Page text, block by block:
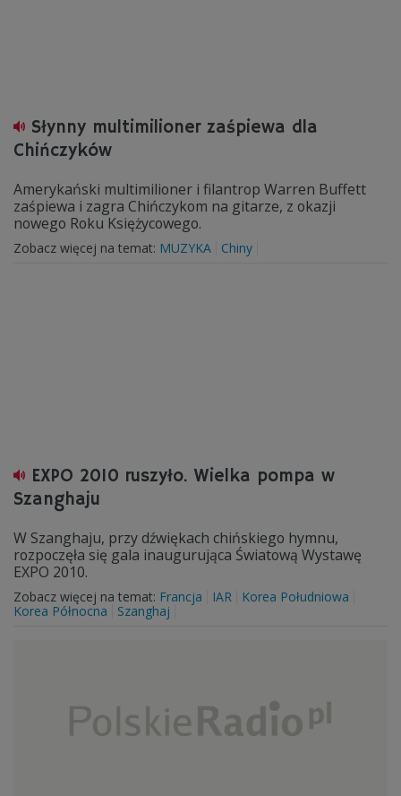
Słynny multimilioner zaśpiewa dla
Chińczyków
Amerykański multimilioner i filantrop Warren Buffett
zaśpiewa i zagra Chińczykom na gitarze, z okazji
nowego Roku Księżycowego.
Zobacz więcej na temat: MUZYKA Chiny
EXPO 2010 ruszyło. Wielka pompa w
Szanghaju
W Szanghaju, przy dźwiękach chińskiego hymnu,
rozpoczęła się gala inaugurująca Światową Wystawę
EXPO 2010.
Zobacz więcej na temat: Francja IAR
Korea Południowa
Korea Północna
Szanghaj